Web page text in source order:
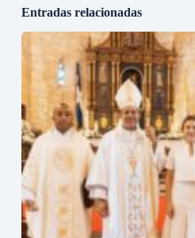
Entradas relacionadas